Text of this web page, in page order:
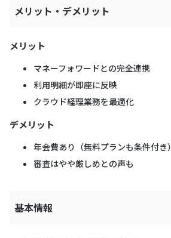
メリット・デメリット
メリット
マネーフォワードとの完全連携
利用明細が即座に反映
クラウド経理業務を最適化
デメリット
年会費あり（無料プランも条件付き）
審査はやや厳しめとの声も
基本情報